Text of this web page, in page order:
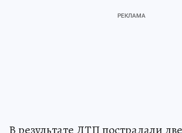
В результате ДТП пострадали